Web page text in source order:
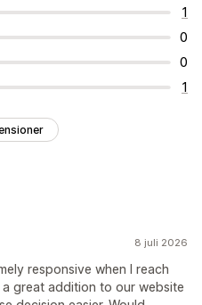
1
0
0
1
8 juli 2026
responsive when I reach
great addition to our website